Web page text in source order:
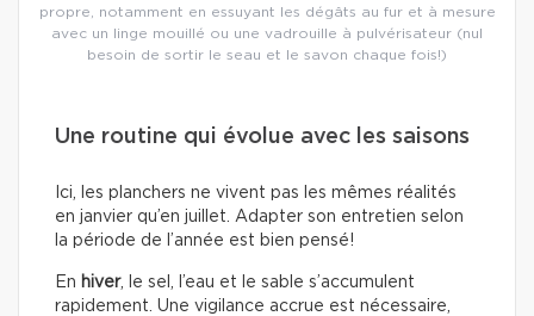
propre, notamment en essuyant les dégâts au fur et à mesure
avec un linge mouillé ou une vadrouille à pulvérisateur (nul
besoin de sortir le seau et le savon chaque fois!)
Une routine qui évolue avec les saisons
Ici, les planchers ne vivent pas les mêmes réalités
en janvier qu’en juillet. Adapter son entretien selon
la période de l’année est bien pensé!
En hiver, le sel, l’eau et le sable s’accumulent
rapidement. Une vigilance accrue est nécessaire,